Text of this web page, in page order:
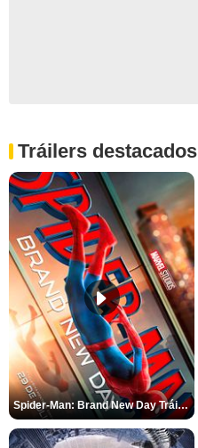
Tráilers destacados
Spider-Man: Brand New Day Tráiler (3)